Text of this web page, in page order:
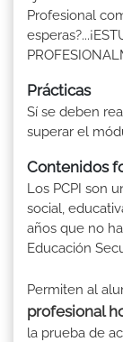
Profesional
Prácticas
Sí se deben
superar el
Contenidos
Los PCPI son
social,
años que no
Educación
Permiten al
profesional
la prueba de